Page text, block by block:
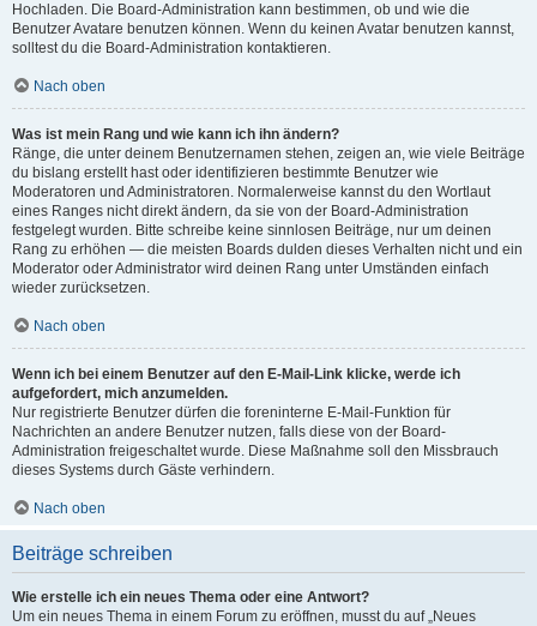
Hochladen. Die Board-Administration kann bestimmen, ob und wie die
Benutzer Avatare benutzen können. Wenn du keinen Avatar benutzen kannst,
solltest du die Board-Administration kontaktieren.
Nach oben
Was ist mein Rang und wie kann ich ihn ändern?
Ränge, die unter deinem Benutzernamen stehen, zeigen an, wie viele Beiträge
du bislang erstellt hast oder identifizieren bestimmte Benutzer wie
Moderatoren und Administratoren. Normalerweise kannst du den Wortlaut
eines Ranges nicht direkt ändern, da sie von der Board-Administration
festgelegt wurden. Bitte schreibe keine sinnlosen Beiträge, nur um deinen
Rang zu erhöhen — die meisten Boards dulden dieses Verhalten nicht und ein
Moderator oder Administrator wird deinen Rang unter Umständen einfach
wieder zurücksetzen.
Nach oben
Wenn ich bei einem Benutzer auf den E-Mail-Link klicke, werde ich
aufgefordert, mich anzumelden.
Nur registrierte Benutzer dürfen die foreninterne E-Mail-Funktion für
Nachrichten an andere Benutzer nutzen, falls diese von der Board-
Administration freigeschaltet wurde. Diese Maßnahme soll den Missbrauch
dieses Systems durch Gäste verhindern.
Nach oben
Beiträge schreiben
Wie erstelle ich ein neues Thema oder eine Antwort?
Um ein neues Thema in einem Forum zu eröffnen, musst du auf „Neues